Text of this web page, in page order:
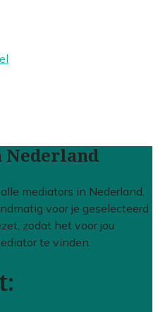
mediators in Nederland.
voor je geselecteerd
zodat het voor jou
te vinden.